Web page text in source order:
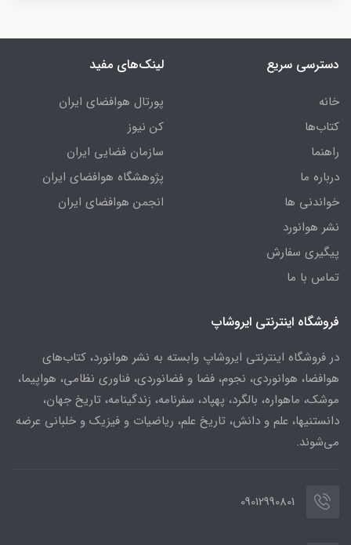
دسترسی سریع
خانه
کتاب‌ها
راهنما
درباره ما
خواندنی ها
نشر هوانورد
پیگیری سفارش
تماس با ما
لینک‌های مفید
پورتال هوافضای ایران
کن نیوز
سازمان فضایی ایران
پژوهشگاه هوافضای ایران
انجمن هوافضای ایران
فروشگاه اینترنتی ایروشاپ
در فروشگاه اینترنتی ایروشاپ وابسته به نشر هوانورد، کتاب‌های
هوافضا، هوانوردی، نجوم، فضا و فضانوردی، فناوری نظامی، هواپیما،
موشک، ماهواره، بالگرد، پهپاد، سفرنامه، زندگینامه، تاریخ جهان،
دانستنیها، علم و دانش، تاریخ علم، ریاضیات و فیزیک و خلبانی عرضه
می‌شوند.
09012990801